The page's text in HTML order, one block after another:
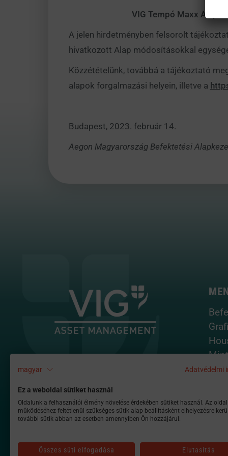
magyar Adatvédelmi
Ez a weboldal sütiket használ
Oldalunk a felhasználói élmény növelése érdekében sütiket használ. Az oldal
működéséhez feltétlenül szükséges sütik alap beállításként elhelyezésre
további sütik abban az esetben amennyiben Ön hozzájárul.
Összes süti elfogadása Elutasítás
VIG Tempó Maxx Alapokba
A jelen hirdetményben felsorolt
hivatkozott Alap módosításokkal
Közzétételünk, továbbá a tájékoztató
alapok forgalmazási helyein, illetve a
Budapest, 2023. február 14.
Aegon Magyarország Befektetési